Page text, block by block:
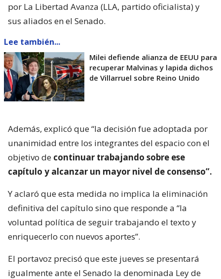
por La Libertad Avanza (LLA, partido oficialista) y
sus aliados en el Senado.
Lee también...
Milei defiende alianza de EEUU para
recuperar Malvinas y lapida dichos
de Villarruel sobre Reino Unido
Además, explicó que “la decisión fue adoptada por
unanimidad entre los integrantes del espacio con el
objetivo de continuar trabajando sobre ese
capítulo y alcanzar un mayor nivel de consenso”.
Y aclaró que esta medida no implica la eliminación
definitiva del capítulo sino que responde a “la
voluntad política de seguir trabajando el texto y
enriquecerlo con nuevos aportes”.
El portavoz precisó que este jueves se presentará
igualmente ante el Senado la denominada Ley de